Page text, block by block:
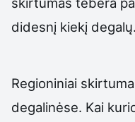
didesnį kiekį degalų.
Regioniniai
degalinėse. Kai